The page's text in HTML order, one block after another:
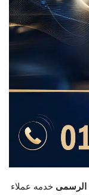
الرسمى خدمه عملاء